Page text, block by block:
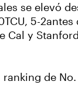
se elevó
5-
y
de No.